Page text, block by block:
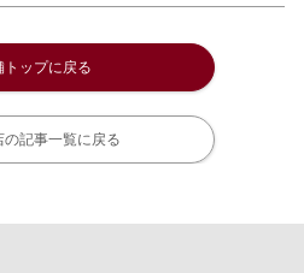
トップに戻る
の記事一覧に戻る